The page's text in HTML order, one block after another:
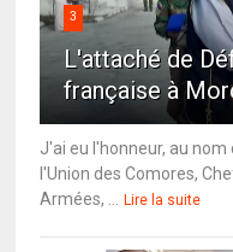
3
L'attaché de
française à
J'ai eu l'honneur, au nom
l'Union des Comores,
Armées, ...
Lire la suite